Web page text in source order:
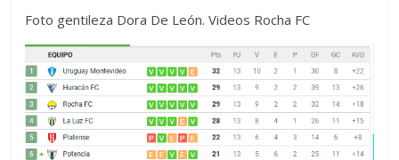
Foto gentileza Dora De León. Videos Rocha FC